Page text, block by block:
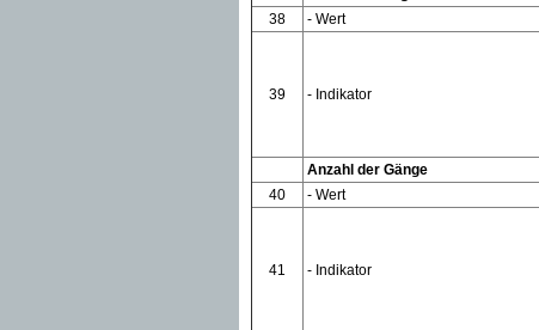
38
- Wert
39 - Indikator
Anzahl der Gänge
40
- Wert
41 - Indikator